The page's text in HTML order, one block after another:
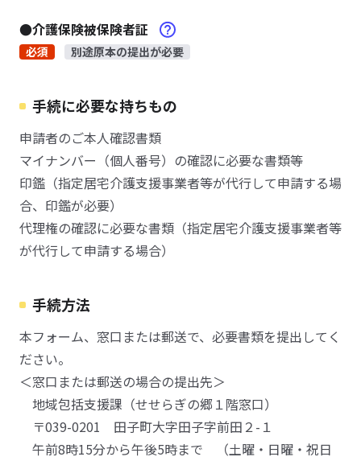
●介護保険被保険者証
必須 別途原本の提出が必要
手続に必要な持ちもの
申請者のご本人確認書類
マイナンバー（個人番号）の確認に必要な書類等
印鑑（指定居宅介護支援事業者等が代行して申請する場
合、印鑑が必要）
代理権の確認に必要な書類（指定居宅介護支援事業者等
が代行して申請する場合）
手続方法
本フォーム、窓口または郵送で、必要書類を提出してく
ださい。
＜窓口または郵送の場合の提出先＞
地域包括支援課（せせらぎの郷１階窓口）
〒039-0201 田子町大字田子字前田２-１
午前8時15分から午後5時まで （土曜・日曜・祝日